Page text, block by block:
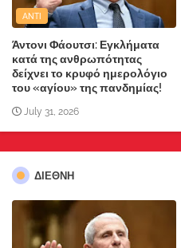
ANTI
Άντονι Φάουτσι: Εγκλήματα
κατά της ανθρωπότητας
δείχνει το κρυφό ημερολόγιο
του «αγίου» της πανδημίας!
July 31, 2026
ΔΙΕΘΝΗ